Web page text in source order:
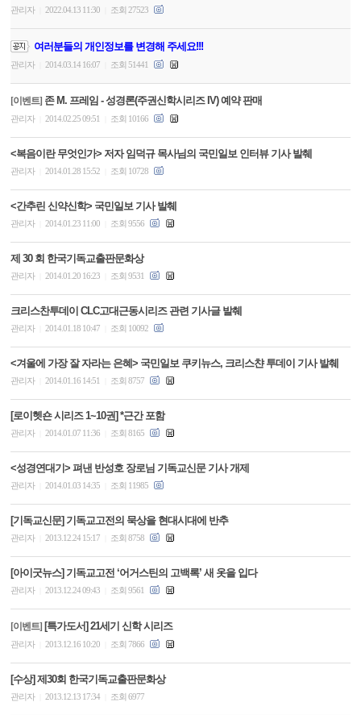
관리자 2022.04.13 11:30 조회 27523
여러분들의 개인정보를 변경해 주세요!!!
관리자 2014.03.14 16:07 조회 51441
[이벤트] 존 M. 프레임 - 성경론(주권신학시리즈 IV) 예약 판매
관리자 2014.02.25 09:51 조회 10166
<복음이란 무엇인가> 저자 임덕규 목사님의 국민일보 인터뷰 기사 발췌
관리자 2014.01.28 15:52 조회 10728
<간추린 신약신학> 국민일보 기사 발췌
관리자 2014.01.23 11:00 조회 9556
제 30 회 한국기독교출판문화상
관리자 2014.01.20 16:23 조회 9531
크리스찬투데이 CLC고대근동시리즈 관련 기사글 발췌
관리자 2014.01.18 10:47 조회 10092
<겨울에 가장 잘 자라는 은혜> 국민일보 쿠키뉴스, 크리스챤 투데이 기사 발췌
관리자 2014.01.16 14:51 조회 8757
[로이헷숀 시리즈 1~10권] *근간 포함
관리자 2014.01.07 11:36 조회 8165
<성경연대기> 펴낸 반성호 장로님 기독교신문 기사 개제
관리자 2014.01.03 14:35 조회 11985
[기독교신문] 기독교고전의 묵상을 현대시대에 반추
관리자 2013.12.24 15:17 조회 8758
[아이굿뉴스] 기독교고전 ‘어거스틴의 고백록’ 새 옷을 입다
관리자 2013.12.24 09:43 조회 9561
[이벤트] [특가도서] 21세기 신학 시리즈
관리자 2013.12.16 10:20 조회 7866
[수상] 제30회 한국기독교출판문화상
관리자 2013.12.13 17:34 조회 6977